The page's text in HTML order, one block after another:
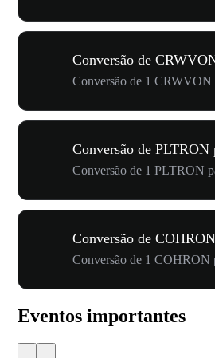
Conversão de
Conversão de 1 CRWVON
Conversão de PLTRON
Conversão de 1 PLTRON
Conversão de
Conversão de 1 COHRON
Eventos importantes